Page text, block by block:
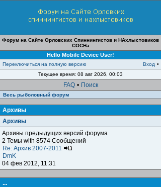
Форум на Сайте Орловских Спиннингистов и НАхлыстовиков
СОСНа
Hello Mobile Device User!
Переключиться на полную версию Вход •
Текущее время: 08 авг 2026, 00:03
FAQ • Поиск
Весь рыболовный форум
Архивы
Архивы
Архивы предыдущих версий форума
2 Темы with 8574 Сообщений
Re: Архив 2007-2011
DmK
04 фев 2012, 11:31
...